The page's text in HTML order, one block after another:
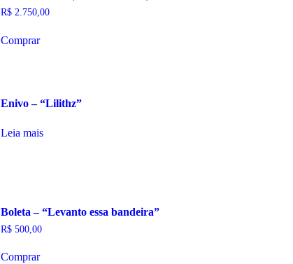
R$2.750,00
Comprar
Enivo – “Lilithz”
Leia mais
Boleta – “Levanto essa bandeira”
R$500,00
Comprar